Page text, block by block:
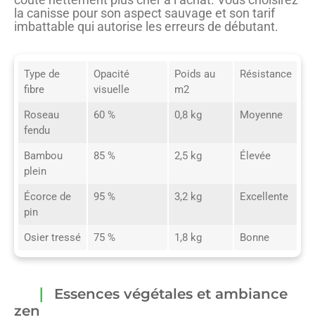
la canisse pour son aspect sauvage et son tarif
imbattable qui autorise les erreurs de débutant.
Type de
fibre
Opacité
visuelle
Poids au
m2
Résistance
Roseau
fendu
60 % 0,8 kg Moyenne
Bambou
plein
85 % 2,5 kg Élevée
Écorce de
pin
95 % 3,2 kg Excellente
Osier tressé 75 % 1,8 kg Bonne
Essences végétales et ambiance
zen